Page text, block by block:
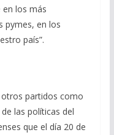
en los más
pymes, en los
país”.
partidos como
las políticas del
que el día 20 de